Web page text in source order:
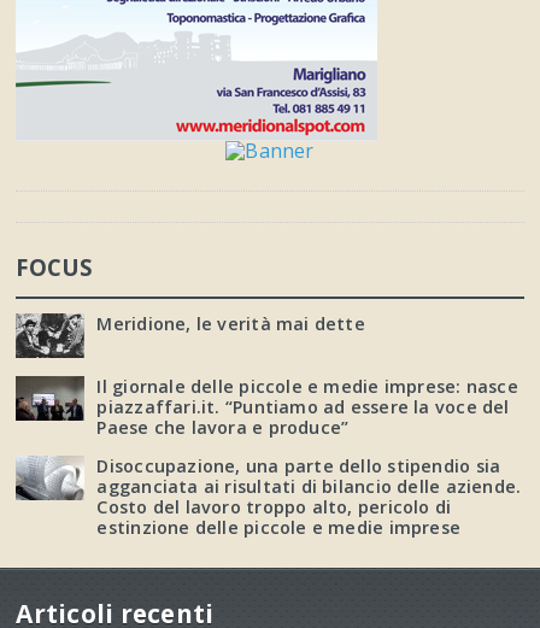
FOCUS
Meridione, le verità mai dette
Il giornale delle piccole e medie imprese: nasce
piazzaffari.it. “Puntiamo ad essere la voce del
Paese che lavora e produce”
Disoccupazione, una parte dello stipendio sia
agganciata ai risultati di bilancio delle aziende.
Costo del lavoro troppo alto, pericolo di
estinzione delle piccole e medie imprese
Articoli recenti